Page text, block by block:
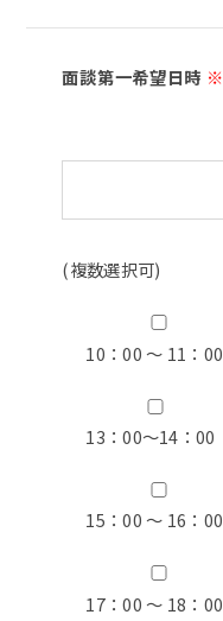
面談第一希望日時 ※
(複数選択可)
10：00 ～ 11：00
13：00〜14：00
15：00 ～ 16：00
17：00 ～ 18：00